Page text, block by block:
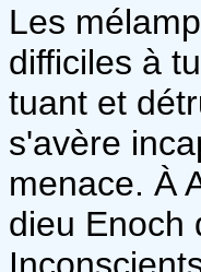
Les
difficiles à
tuant et
s'avère
menace. À
dieu Enoch